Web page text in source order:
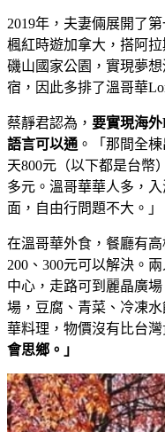
2019年，夫妻倆展開了
楓紅時遊加拿大，搭阿
磯山國家公園，實現夢
宿，因此多排了溫哥華
蔡靜君認為， 要實現海外
語言可以通 。「那間全
天800元（以下都是台幣
多元。溫哥華華人多，
面，自由行問題不大。」
在溫哥華外食，餐廳有
200、300元可以解決。
中心，走路可到麗晶廣
場，豆腐、青菜、冷凍
華料理，物價沒有比台灣
會思鄉。」